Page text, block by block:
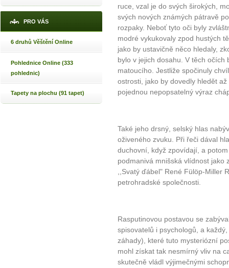
PRO VÁS
6 druhů Věštění Online
Pohlednice Online (333
pohlednic)
Tapety na plochu (91 tapet)
ruce, vzal je do svých širokých,
svých nových známých pátravě
rozpaky. Neboť tyto oči byly
modré vykukovaly zpod hustých
jako by ustavičně něco hledaly,
bylo v jejich dosahu. V těch očích
matoucího. Jestliže spočinuly
ostrosti, jako by dovedly hledět
pojednou nepopsatelný výraz
Také jeho drsný, selský hlas
oživeného zvuku. Při řeči dával
duchovní, když zpovídají, a
podmanivá mnišská vlídnost jako
,,Svatý ďábel" René Fülöp-Miller
petrohradské společnosti.
Rasputinovou postavou se
spisovatelů i psychologů, a
záhady), které tuto mysteriózní
mohl získat tak nesmírný vliv na
skutečně vládl výjimečnými